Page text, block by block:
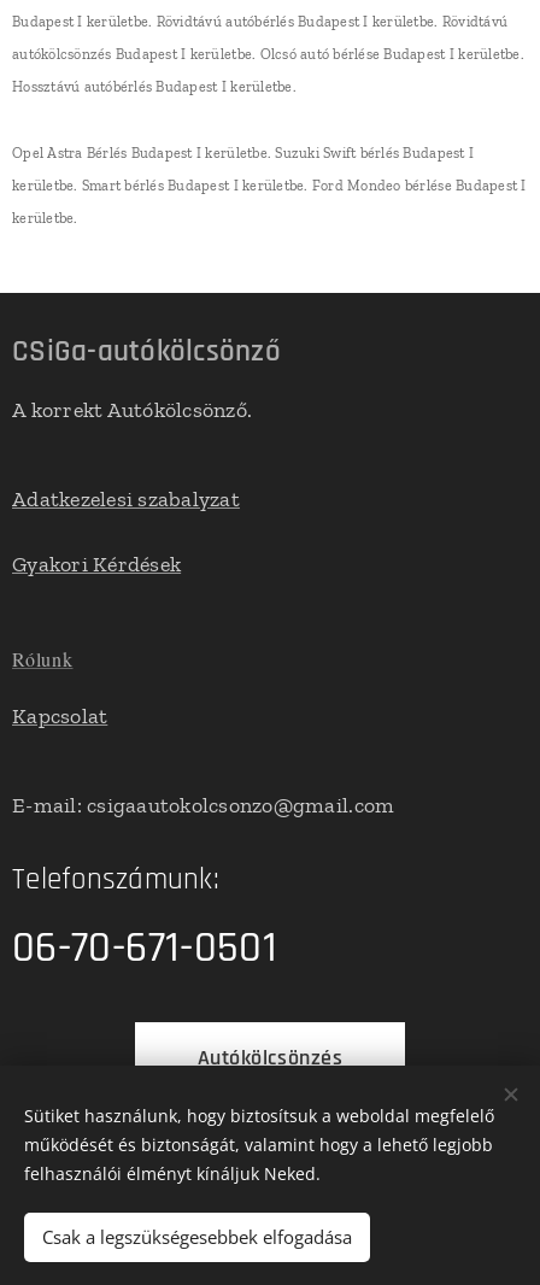
Budapest I kerületbe. Rövidtávú autóbérlés Budapest I kerületbe. Rövidtávú
autókölcsönzés Budapest I kerületbe. Olcsó autó bérlése Budapest I kerületbe.
Hossztávú autóbérlés Budapest I kerületbe.
Opel Astra Bérlés Budapest I kerületbe. Suzuki Swift bérlés Budapest I
kerületbe. Smart bérlés Budapest I kerületbe. Ford Mondeo bérlése Budapest I
kerületbe.
CSiGa-autókölcsönző
A korrekt Autókölcsönző.
Adatkezelesi szabalyzat
Gyakori Kérdések
Rólunk
Kapcsolat
E-mail: csigaautokolcsonzo@gmail.com
Telefonszámunk:
06-70-671-0501
Autókölcsönzés
autókölcsönzés Feltételek
Sütiket használunk, hogy biztosítsuk a weboldal megfelelő
működését és biztonságát, valamint hogy a lehető legjobb
felhasználói élményt kínáljuk Neked.
Csak a legszükségesebbek elfogadása